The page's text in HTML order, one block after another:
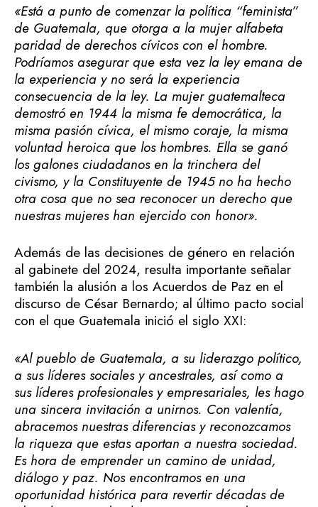
«Está a punto de comenzar la política “feminista”
de Guatemala, que otorga a la mujer alfabeta
paridad de derechos cívicos con el hombre.
Podríamos asegurar que esta vez la ley emana de
la experiencia y no será la experiencia
consecuencia de la ley. La mujer guatemalteca
demostró en 1944 la misma fe democrática, la
misma pasión cívica, el mismo coraje, la misma
voluntad heroica que los hombres. Ella se ganó
los galones ciudadanos en la trinchera del
civismo, y la Constituyente de 1945 no ha hecho
otra cosa que no sea reconocer un derecho que
nuestras mujeres han ejercido con honor».
Además de las decisiones de género en relación
al gabinete del 2024, resulta importante señalar
también la alusión a los Acuerdos de Paz en el
discurso de César Bernardo; al último pacto social
con el que Guatemala inició el siglo XXI:
«Al pueblo de Guatemala, a su liderazgo político,
a sus líderes sociales y ancestrales, así como a
sus líderes profesionales y empresariales, les hago
una sincera invitación a unirnos. Con valentía,
abracemos nuestras diferencias y reconozcamos
la riqueza que estas aportan a nuestra sociedad.
Es hora de emprender un camino de unidad,
diálogo y paz. Nos encontramos en una
oportunidad histórica para revertir décadas de